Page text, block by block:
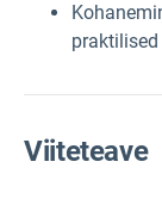
Viiteteave